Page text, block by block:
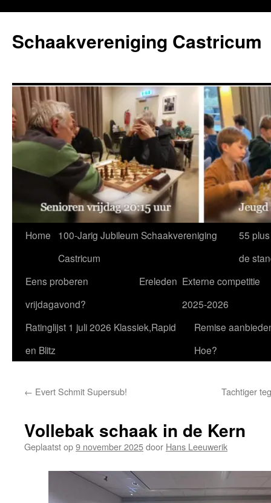
de
inhoud
Schaakvereniging Castricum
Home
100-Jarig Jubileum Schaakvereniging
Castricum
55
de
Eens proberen
vrijdagavond?
Ereleden Externe competitie
2025-2026
Ratinglijst 1 juli 2026 Klassiek,Rapid
en Blitz
Remise
Hoe?
← Evert Schmit Supersub! Tachtiger
Vollebak schaak in de Kern
Geplaatst op9 november 2025door Hans Leeuwerik